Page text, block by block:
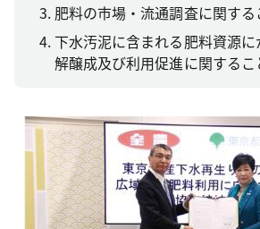
肥料の市場・流通調査に関する
下水汚泥に含まれる肥料資源
解醸成及び利用促進に関するこ